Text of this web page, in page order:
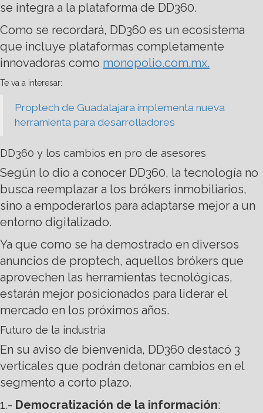
se integra a la plataforma de DD360.
Como se recordará, DD360 es un ecosistema
que incluye plataformas completamente
innovadoras como monopolio.com.mx.
Te va a interesar:
Proptech de Guadalajara implementa nueva
herramienta para desarrolladores
DD360 y los cambios en pro de asesores
Según lo dio a conocer DD360, la tecnología no
busca reemplazar a los brókers inmobiliarios,
sino a empoderarlos para adaptarse mejor a un
entorno digitalizado.
Ya que como se ha demostrado en diversos
anuncios de proptech, aquellos brókers que
aprovechen las herramientas tecnológicas,
estarán mejor posicionados para liderar el
mercado en los próximos años.
Futuro de la industria
En su aviso de bienvenida, DD360 destacó 3
verticales que podrán detonar cambios en el
segmento a corto plazo.
1.- Democratización de la información: